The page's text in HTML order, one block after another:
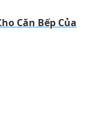
Căn Bếp Của